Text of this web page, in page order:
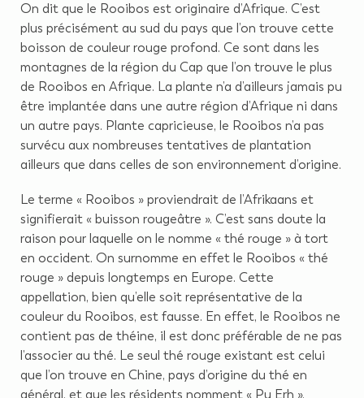
On dit que le Rooibos est originaire d’Afrique. C’est
plus précisément au sud du pays que l’on trouve cette
boisson de couleur rouge profond. Ce sont dans les
montagnes de la région du Cap que l’on trouve le plus
de Rooibos en Afrique. La plante n’a d’ailleurs jamais pu
être implantée dans une autre région d’Afrique ni dans
un autre pays. Plante capricieuse, le Rooibos n’a pas
survécu aux nombreuses tentatives de plantation
ailleurs que dans celles de son environnement d’origine.
Le terme « Rooibos » proviendrait de l’Afrikaans et
signifierait « buisson rougeâtre ». C’est sans doute la
raison pour laquelle on le nomme « thé rouge » à tort
en occident. On surnomme en effet le Rooibos « thé
rouge » depuis longtemps en Europe. Cette
appellation, bien qu’elle soit représentative de la
couleur du Rooibos, est fausse. En effet, le Rooibos ne
contient pas de théine, il est donc préférable de ne pas
l’associer au thé. Le seul thé rouge existant est celui
que l’on trouve en Chine, pays d’origine du thé en
général, et que les résidents nomment « Pu Erh ».